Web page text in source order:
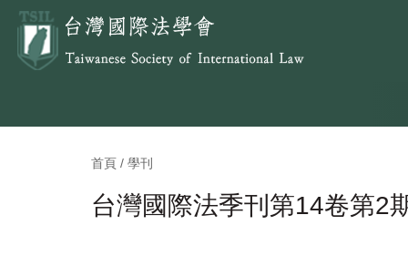
首頁 / 學刊
台灣國際法季刊第14卷第2